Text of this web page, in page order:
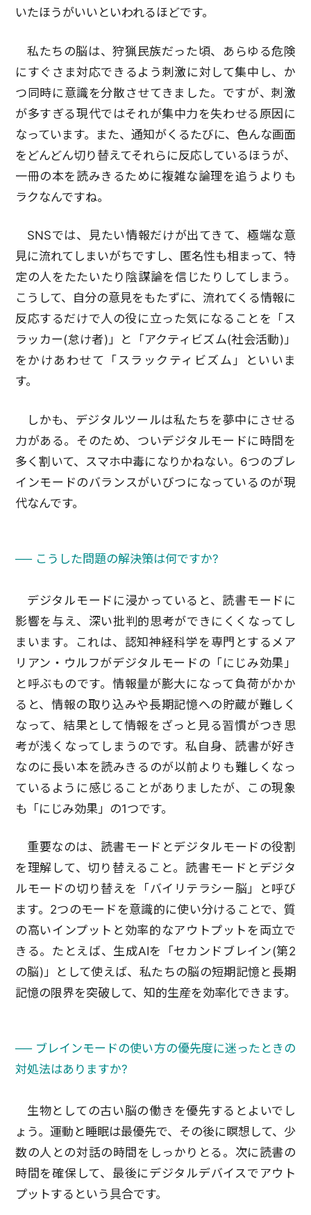
いたほうがいいといわれるほどです。
私たちの脳は、狩猟民族だった頃、あらゆる危険
にすぐさま対応できるよう刺激に対して集中し、か
つ同時に意識を分散させてきました。ですが、刺激
が多すぎる現代ではそれが集中力を失わせる原因に
なっています。また、通知がくるたびに、色んな画面
をどんどん切り替えてそれらに反応しているほうが、
一冊の本を読みきるために複雑な論理を追うよりも
ラクなんですね。
SNSでは、見たい情報だけが出てきて、極端な意
見に流れてしまいがちですし、匿名性も相まって、特
定の人をたたいたり陰謀論を信じたりしてしまう。
こうして、自分の意見をもたずに、流れてくる情報に
反応するだけで人の役に立った気になることを「ス
ラッカー(怠け者)」と「アクティビズム(社会活動)」
をかけあわせて「スラックティビズム」といいま
す。
しかも、デジタルツールは私たちを夢中にさせる
力がある。そのため、ついデジタルモードに時間を
多く割いて、スマホ中毒になりかねない。6つのブレ
インモードのバランスがいびつになっているのが現
代なんです。
── こうした問題の解決策は何ですか?
デジタルモードに浸かっていると、読書モードに
影響を与え、深い批判的思考ができにくくなってし
まいます。これは、認知神経科学を専門とするメア
リアン・ウルフがデジタルモードの「にじみ効果」
と呼ぶものです。情報量が膨大になって負荷がかか
ると、情報の取り込みや長期記憶への貯蔵が難しく
なって、結果として情報をざっと見る習慣がつき思
考が浅くなってしまうのです。私自身、読書が好き
なのに長い本を読みきるのが以前よりも難しくなっ
ているように感じることがありましたが、この現象
も「にじみ効果」の1つです。
重要なのは、読書モードとデジタルモードの役割
を理解して、切り替えること。読書モードとデジタ
ルモードの切り替えを「バイリテラシー脳」と呼び
ます。2つのモードを意識的に使い分けることで、質
の高いインプットと効率的なアウトプットを両立で
きる。たとえば、生成AIを「セカンドブレイン(第2
の脳)」として使えば、私たちの脳の短期記憶と長期
記憶の限界を突破して、知的生産を効率化できます。
── ブレインモードの使い方の優先度に迷ったときの
対処法はありますか?
生物としての古い脳の働きを優先するとよいでし
ょう。運動と睡眠は最優先で、その後に瞑想して、少
数の人との対話の時間をしっかりとる。次に読書の
時間を確保して、最後にデジタルデバイスでアウト
プットするという具合です。